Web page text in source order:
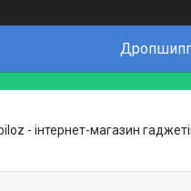
- інтернет-магазин